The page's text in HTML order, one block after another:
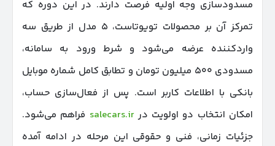
مسدودسازی وجه اولیه فرصت دارند. در این دوره که
تمرکز آن بر محصولات تویوتاست، ۵ مدل از طریق سه
واردکننده عرضه می‌شود و شرط ورود به سامانه،
مسدودی ۵۰۰ میلیون تومان و تطابق کامل شماره موبایل
بانکی با اطلاعات کاربر است. پس از فعال‌سازی حساب،
امکان انتخاب دو اولویت درsalecars.ir فراهم می‌شود.
جزئیات زمانی، فنی و حقوقی این مرحله در ادامه آمده